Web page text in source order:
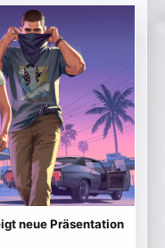
neue Präsentation